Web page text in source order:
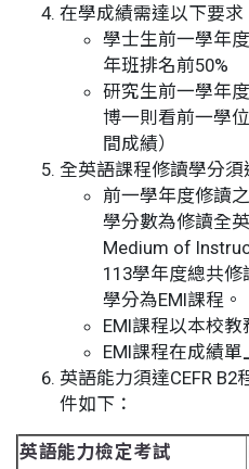
在學成績需達以下要求
學士生前一學年
年班排名前50%
研究生前一學年
博一則看前一學
間成績）
全英語課程修讀學分須
前一學年度修讀
學分數為修讀全
Medium of
113學年度總共
學分為EMI課程。
EMI課程以本校教
EMI課程在成績
英語能力須達CEFR
件如下：
英語能力檢定考試